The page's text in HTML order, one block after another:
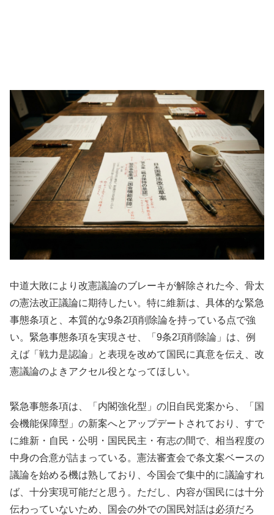
中道大敗により改憲議論のブレーキが解除された今、骨太
の憲法改正議論に期待したい。特に維新は、具体的な緊急
事態条項と、本質的な9条2項削除論を持っている点で強
い。緊急事態条項を実現させ、「9条2項削除論」は、例
えば「戦力是認論」と表現を改めて国民に真意を伝え、改
憲議論のよきアクセル役となってほしい。
緊急事態条項は、「内閣強化型」の旧自民党案から、「国
会機能保障型」の新案へとアップデートされており、すで
に維新・自民・公明・国民民主・有志の間で、相当程度の
中身の合意が詰まっている。憲法審査会で条文案ベースの
議論を始める機は熟しており、今国会で集中的に議論すれ
ば、十分実現可能だと思う。ただし、内容が国民には十分
伝わっていないため、国会の外での国民対話は必須だろ